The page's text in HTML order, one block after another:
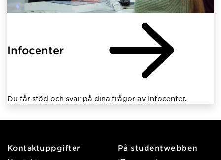
Infocenter
Du får stöd och svar på dina frågor av Infocenter.
Kontaktuppgifter
På studentwebben